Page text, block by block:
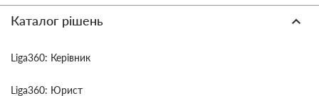
Каталог рішень
Liga360: Керівник
Liga360: Юрист